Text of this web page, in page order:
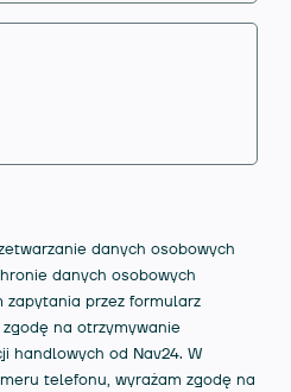
danych osobowych
danych osobowych
zapytania przez formularz
na otrzymywanie
handlowych od Nav24. W
telefonu, wyrażam zgodę na